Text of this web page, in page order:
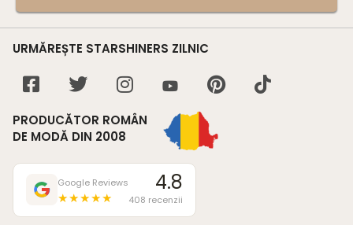
URMĂREȘTE STARSHINERS ZILNIC
PRODUCĂTOR ROMÂN
DE MODĂ DIN 2008
Google Reviews
★★★★★
4.8
408 recenzii